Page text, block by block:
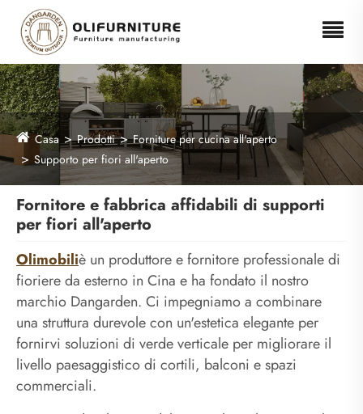
Casa Prodotti
Forniture per cucina all'aperto
Supporto per fiori all'aperto
Fornitore e fabbrica affidabili di supporti
per fiori all'aperto
Olimobiliè un produttore e fornitore professionale di
fioriere da esterno in Cina e ha fondato il nostro
marchio Dangarden. Ci impegniamo a combinare
una struttura durevole con un'estetica elegante per
fornirvi soluzioni di verde verticale per migliorare il
livello paesaggistico di cortili, balconi e spazi
commerciali.